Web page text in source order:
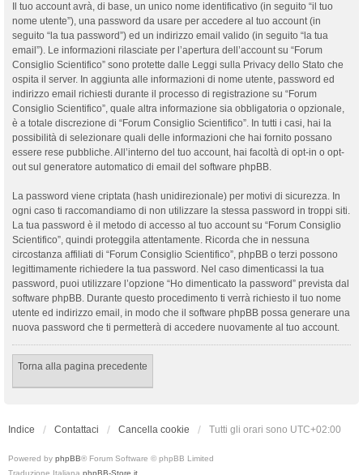
Il tuo account avrà, di base, un unico nome identificativo (in seguito “il tuo
nome utente”), una password da usare per accedere al tuo account (in
seguito “la tua password”) ed un indirizzo email valido (in seguito “la tua
email”). Le informazioni rilasciate per l’apertura dell’account su “Forum
Consiglio Scientifico” sono protette dalle Leggi sulla Privacy dello Stato che
ospita il server. In aggiunta alle informazioni di nome utente, password ed
indirizzo email richiesti durante il processo di registrazione su “Forum
Consiglio Scientifico”, quale altra informazione sia obbligatoria o opzionale,
è a totale discrezione di “Forum Consiglio Scientifico”. In tutti i casi, hai la
possibilità di selezionare quali delle informazioni che hai fornito possano
essere rese pubbliche. All’interno del tuo account, hai facoltà di opt-in o opt-
out sul generatore automatico di email del software phpBB.
La password viene criptata (hash unidirezionale) per motivi di sicurezza. In
ogni caso ti raccomandiamo di non utilizzare la stessa password in troppi siti.
La tua password è il metodo di accesso al tuo account su “Forum Consiglio
Scientifico”, quindi proteggila attentamente. Ricorda che in nessuna
circostanza affiliati di “Forum Consiglio Scientifico”, phpBB o terzi possono
legittimamente richiedere la tua password. Nel caso dimenticassi la tua
password, puoi utilizzare l’opzione “Ho dimenticato la password” prevista dal
software phpBB. Durante questo procedimento ti verrà richiesto il tuo nome
utente ed indirizzo email, in modo che il software phpBB possa generare una
nuova password che ti permetterà di accedere nuovamente al tuo account.
Torna alla pagina precedente
Indice Contattaci Cancella cookie Tutti gli orari sono UTC+02:00
Powered by phpBB® Forum Software © phpBB Limited
Traduzione Italiana phpBB-Store.it